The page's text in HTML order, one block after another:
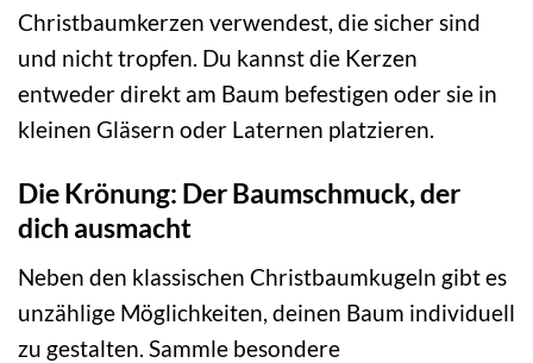
Christbaumkerzen verwendest, die sicher sind
und nicht tropfen. Du kannst die Kerzen
entweder direkt am Baum befestigen oder sie in
kleinen Gläsern oder Laternen platzieren.
Die Krönung: Der Baumschmuck, der
dich ausmacht
Neben den klassischen Christbaumkugeln gibt es
unzählige Möglichkeiten, deinen Baum individuell
zu gestalten. Sammle besondere